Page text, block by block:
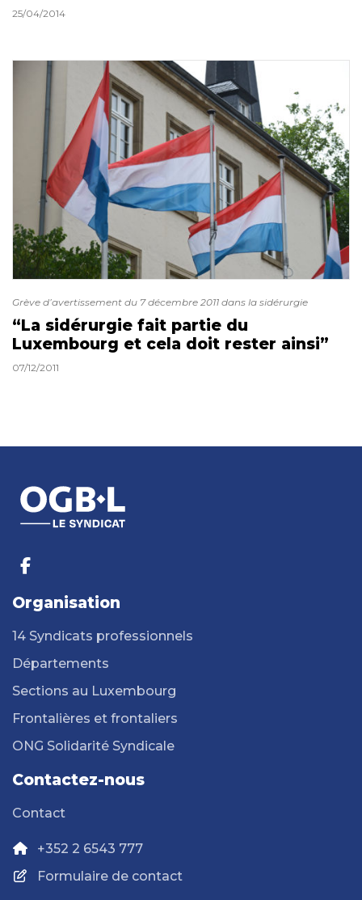
25/04/2014
Grève d’avertissement du 7 décembre 2011 dans la sidérurgie
“La sidérurgie fait partie du
Luxembourg et cela doit rester ainsi”
07/12/2011
Organisation
14 Syndicats professionnels
Départements
Sections au Luxembourg
Frontalières et frontaliers
ONG Solidarité Syndicale
Contactez-nous
Contact
+352 2 6543 777
Formulaire de contact